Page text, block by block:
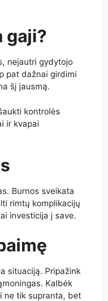
gaji?
nejautri gydytojo
pat dažnai girdimi
šį jausmą.
kontrolės
ir kvapai
Burnos sveikata
rimtų komplikacijų
investicija į save.
situaciją. Pripažink
Kalbėk
ne tik supranta, bet